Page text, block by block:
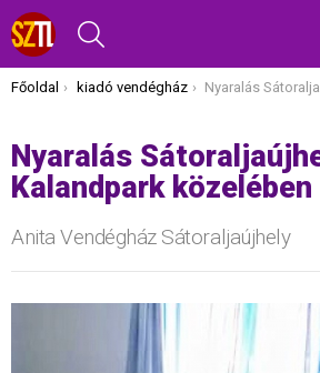
Itt vagy most:
Főoldal kiadó vendégház Nyaralás Sátoraljaújhelyen a Kalandpark közelében
Nyaralás
Kalandpark közelében
Anita Vendégház Sátoraljaújhely